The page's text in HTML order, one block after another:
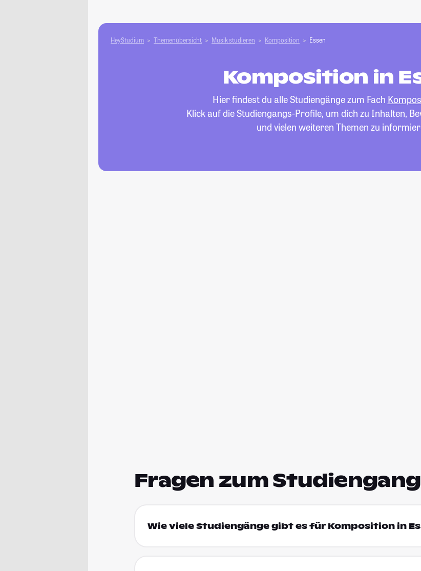
HeyStudium Themenübersicht Musik studieren Komposition Essen
Komposition in
Hier findest du alle Studiengänge zum Fach
Klick auf die Studiengangs-Profile, um dich zu Inhalten,
und vielen weiteren Themen zu
Fragen zum Studiengang
Wie viele Studiengänge gibt es für Komposition in